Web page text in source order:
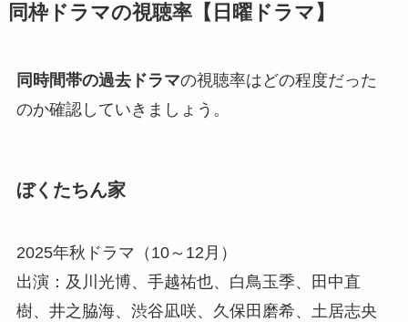
同枠ドラマの視聴率【日曜ドラマ】
同時間帯の過去ドラマの視聴率はどの程度だった
のか確認していきましょう。
ぼくたちん家
2025年秋ドラマ（10～12月）
出演：及川光博、手越祐也、白鳥玉季、田中直
樹、井之脇海、渋谷凪咲、久保田磨希、土居志央